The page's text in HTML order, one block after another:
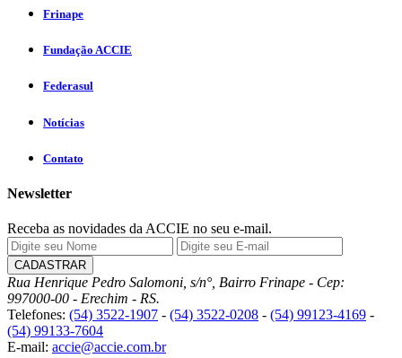
Frinape
Fundação ACCIE
Federasul
Notícias
Contato
Newsletter
Receba as novidades da ACCIE no seu e-mail.
Rua Henrique Pedro Salomoni, s/n°, Bairro Frinape - Cep:
997000-00 - Erechim - RS.
Telefones: (54) 3522-1907 - (54) 3522-0208 - (54) 99123-4169 -
(54) 99133-7604
E-mail: accie@accie.com.br